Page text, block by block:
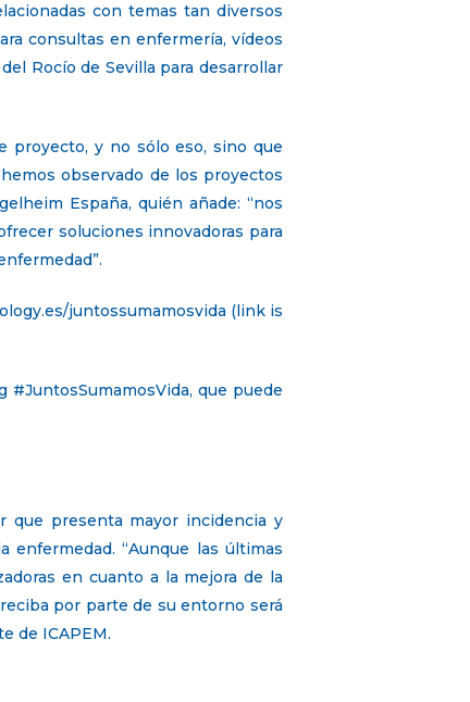
con temas tan diversos
consultas en enfermería, vídeos
Rocío de Sevilla para desarrollar
proyecto, y no sólo eso, sino que
observado de los proyectos
España, quién añade: “nos
soluciones innovadoras para
juntossumamosvida (link is
#JuntosSumamosVida, que puede
presenta mayor incidencia y
enfermedad. “Aunque las últimas
en cuanto a la mejora de la
por parte de su entorno será
de ICAPEM.